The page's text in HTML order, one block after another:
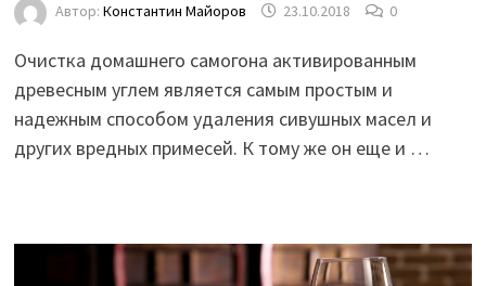
Автор: Константин Майоров 23.10.2018 0
Очистка домашнего самогона активированным
древесным углем является самым простым и
надежным способом удаления сивушных масел и
других вредных примесей. К тому же он еще и …